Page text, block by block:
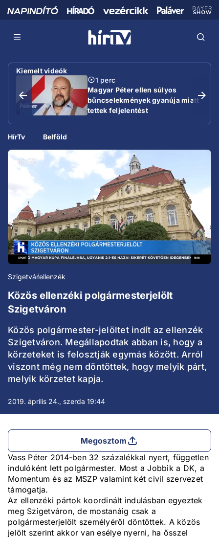
Kiemelt videók
1 perc
Magyar Péter ellen súlyos
bűncselekmények gyanúja miatt
tettek feljelentést
HírTv Belföld
Szigetvárellenzék
Közös ellenzéki polgármesterjelölt
Szigetváron
Közös polgármester-jelöltet indít az ellenzék
Szigetváron. Megállapodtak abban is, hogy a
körzeteket is felosztják egymás között. Arról
viszont még nem döntöttek, hogy melyik párt,
melyik körzetet kapja.
2019. április 24., szerda 19:44
Megosztom
Vass Péter 2014-ben 32 százalékkal nyert, független
indulóként lett polgármester. Most a Jobbik a DK, a
Momentum és az MSZP valamint két civil szervezet
támogatja.
Az ellenzéki pártok koordinált indulásban egyeztek
meg Szigetváron, de mostanáig csak a
polgármesterjelölt személyéről döntöttek. A közös
jelölt szerint akkor van esélye nyerni, ha ősszel